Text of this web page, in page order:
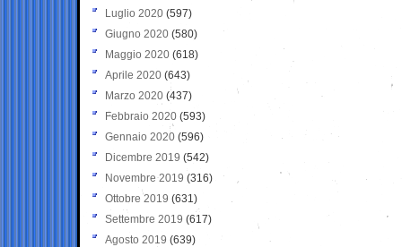
Luglio 2020 (597)
Giugno 2020 (580)
Maggio 2020 (618)
Aprile 2020 (643)
Marzo 2020 (437)
Febbraio 2020 (593)
Gennaio 2020 (596)
Dicembre 2019 (542)
Novembre 2019 (316)
Ottobre 2019 (631)
Settembre 2019 (617)
Agosto 2019 (639)